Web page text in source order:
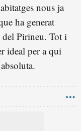
nous ja
ha generat
del Pirineu. Tot i
ideal per a qui